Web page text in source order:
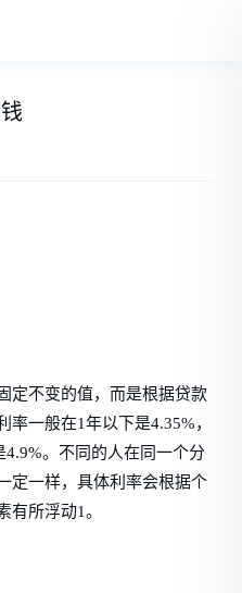
定不变的值，而是根据贷款
率一般在1年以下是4.35%，
。不同的人在同一个分
定一样，具体利率会根据个
有所浮动1。